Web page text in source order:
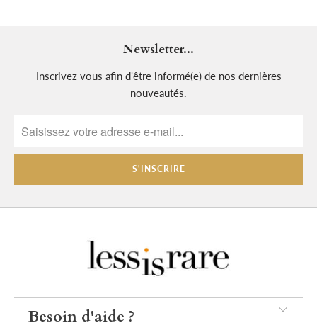
Newsletter...
Inscrivez vous afin d'être informé(e) de nos dernières
nouveautés.
Besoin d'aide ?